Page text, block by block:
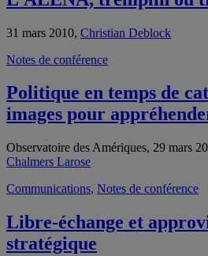
31 mars 2010, Christian Deblock
Notes de conférence
Politique en temps de
images pour
Observatoire des Amériques, 29 mars
Chalmers Larose
Communications, Notes de conférence
Libre-échange et
stratégique